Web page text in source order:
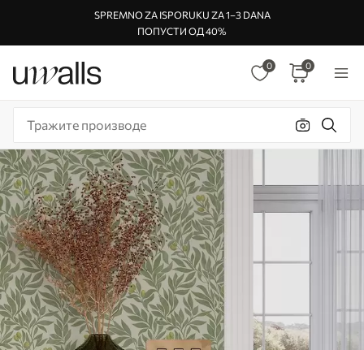
SPREMNO ZA ISPORUKU ZA 1–3 DANA
ПОПУСТИ ОД 40%
0 0